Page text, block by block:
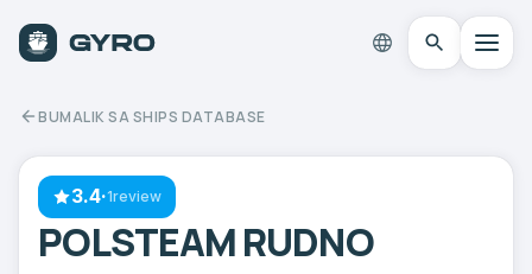
BUMALIK SA SHIPS DATABASE
3.4·1review
POLSTEAM RUDNO